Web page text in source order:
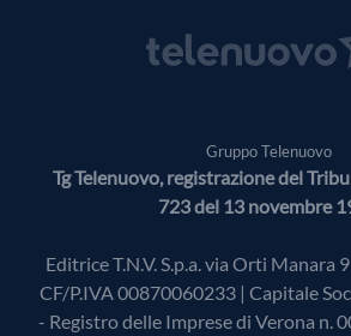
Gruppo Telenuovo
Tg Telenuovo, registrazione del
723 del 13 novembre
Editrice T.N.V. S.p.a. via Orti Manara
CF/P.IVA 00870060233 | Capitale
- Registro delle Imprese di Verona n.